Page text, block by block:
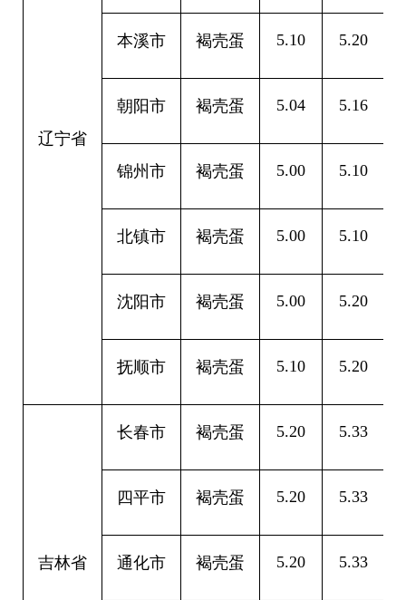
辽宁省
本溪市 褐壳蛋 5.10 5.20
朝阳市 褐壳蛋 5.04 5.16
锦州市 褐壳蛋 5.00 5.10
北镇市 褐壳蛋 5.00 5.10
沈阳市 褐壳蛋 5.00 5.20
抚顺市 褐壳蛋 5.10 5.20
吉林省
长春市 褐壳蛋 5.20 5.33
四平市 褐壳蛋 5.20 5.33
通化市 褐壳蛋 5.20 5.33